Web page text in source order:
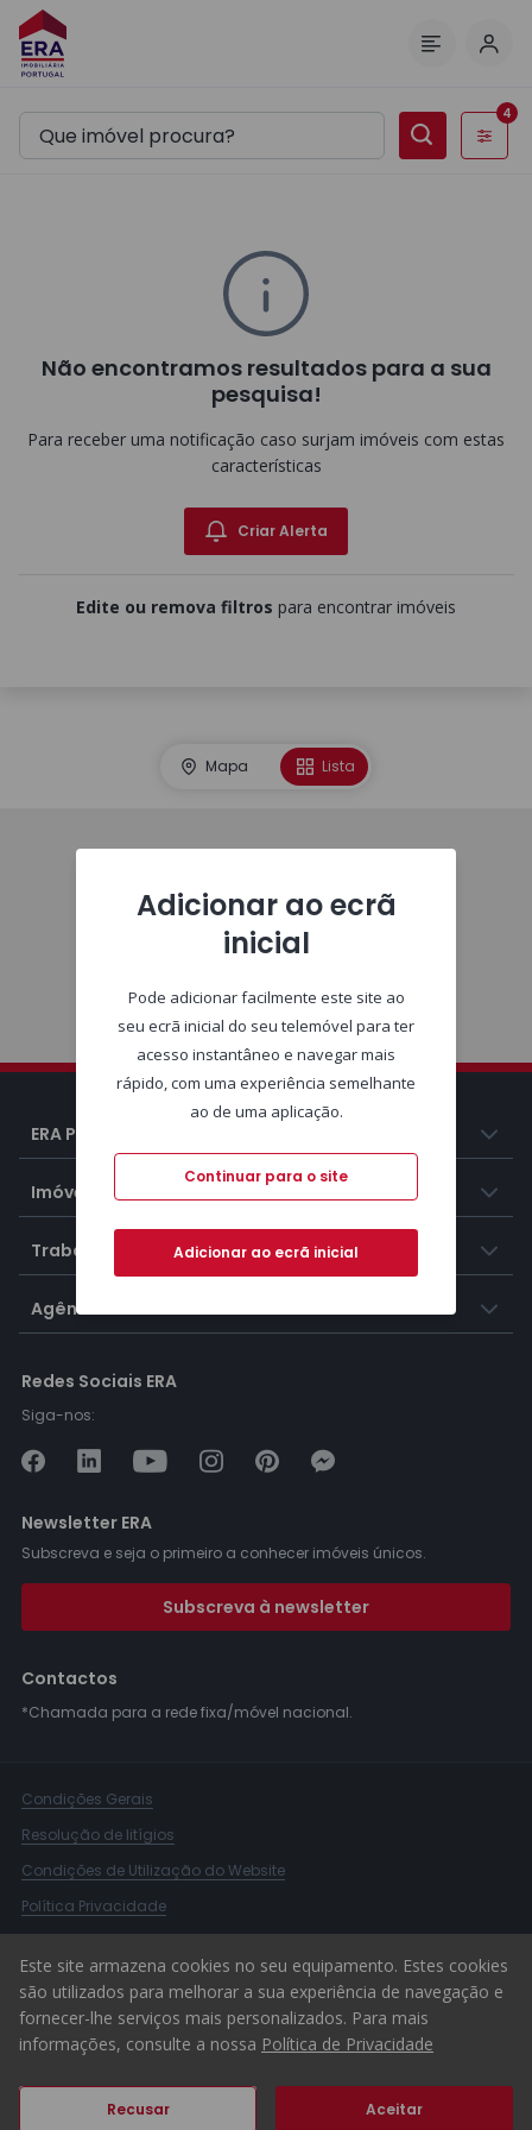
Filtros
4
Não encontramos resultados para a sua
pesquisa!
Para receber uma notificação caso surjam imóveis com estas
características
Criar Alerta
Edite ou remova filtros para encontrar imóveis
Mapa Lista
ERA Portugal
Imóveis
Trabalhar na ERA
Agências ERA
Redes Sociais ERA
Siga-nos:
Newsletter ERA
Subscreva e seja o primeiro a conhecer imóveis únicos.
Subscreva à newsletter
Contactos
*Chamada para a rede fixa/móvel nacional.
Condições Gerais
Resolução de litígios
Condições de Utilização do Website
Política Privacidade
Canal de Denúncias
© 2026 ERA Portugal
Este site armazena cookies no seu equipamento. Estes cookies
são utilizados para melhorar a sua experiência de navegação e
fornecer-lhe serviços mais personalizados. Para mais
informações, consulte a nossa Política de Privacidade
Recusar Aceitar
Adicionar ao ecrã
inicial
Pode adicionar facilmente este site ao
seu ecrã inicial do seu telemóvel para ter
acesso instantâneo e navegar mais
rápido, com uma experiência semelhante
ao de uma aplicação.
Continuar para o site
Adicionar ao ecrã inicial